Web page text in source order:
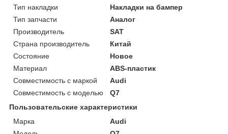
Тип накладки
Накладки на бампер
Тип запчасти
Аналог
Производитель
SAT
Страна производитель
Китай
Состояние
Новое
Материал
ABS-пластик
Совместимость с маркой
Audi
Совместимость с моделью
Q7
Пользовательские характеристики
Марка
Audi